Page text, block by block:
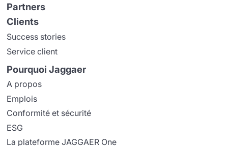
Partners
Clients
Success stories
Service client
Pourquoi Jaggaer
A propos
Emplois
Conformité et sécurité
ESG
La plateforme JAGGAER One